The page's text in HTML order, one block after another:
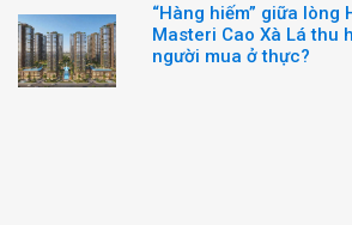
“Hàng hiếm” giữa lòng
Masteri Cao Xà Lá thu
người mua ở thực?